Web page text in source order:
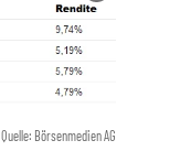
Quelle: Börsenmedien AG